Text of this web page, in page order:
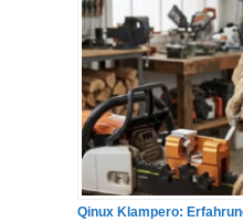
Qinux Klampero: